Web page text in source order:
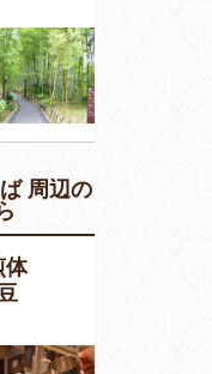
周辺の
体